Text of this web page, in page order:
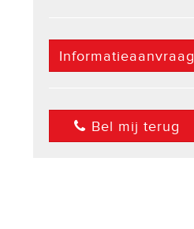
Informatieaanvraag
Bel mij terug